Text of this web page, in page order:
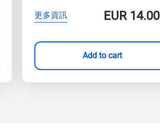
更多資訊 EUR14.00
Add to cart